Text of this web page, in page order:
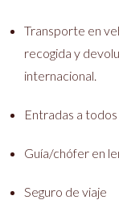
Transporte en
recogida y
internacional.
Entradas a
Guía/chófer en
Seguro de viaje